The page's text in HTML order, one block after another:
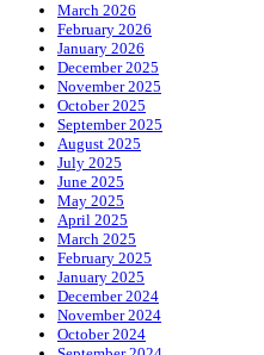
March 2026
February 2026
January 2026
December 2025
November 2025
October 2025
September 2025
August 2025
July 2025
June 2025
May 2025
April 2025
March 2025
February 2025
January 2025
December 2024
November 2024
October 2024